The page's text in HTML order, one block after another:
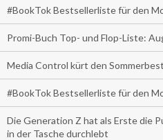
#BookTok Bestsellerliste für den
Promi-Buch Top- und Flop-Liste:
Media Control kürt den
#BookTok Bestsellerliste für den
Die Generation Z hat als Erste die
in der Tasche durchlebt